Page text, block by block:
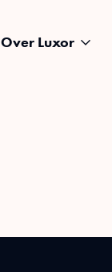
Over Luxor